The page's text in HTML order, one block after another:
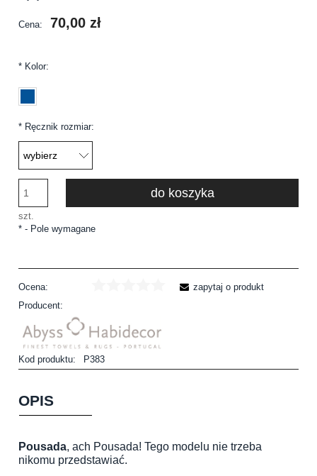
Cena: 70,00 zł
* Kolor:
* Ręcznik rozmiar:
szt.
do koszyka
* - Pole wymagane
Ocena:
Producent:
Kod produktu: P383
zapytaj o produkt
OPIS
Pousada, ach Pousada! Tego modelu nie trzeba
nikomu przedstawiać.